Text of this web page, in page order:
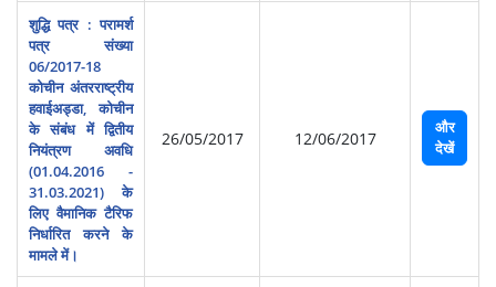
शुद्धि पत्र : परामर्श
पत्र संख्या
06/2017-18
कोचीन अंतरराष्‍ट्रीय
हवाईअड्डा, कोचीन
के संबंध में द्वितीय
नियंत्रण अवधि
(01.04.2016 -
31.03.2021) के
लिए वैमानिक टैरिफ
निर्धारित करने के
मामले में।
26/05/2017 12/06/2017
और
देखें